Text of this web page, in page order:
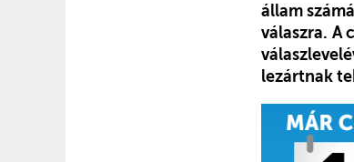
állam
válaszra. A
lezártnak